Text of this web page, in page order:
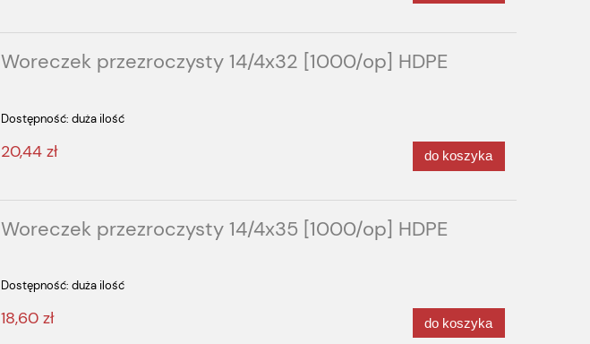
Woreczek przezroczysty 14/4x32 [1000/op] HDPE
Dostępność: duża ilość
20,44 zł do koszyka
Woreczek przezroczysty 14/4x35 [1000/op] HDPE
Dostępność: duża ilość
18,60 zł do koszyka